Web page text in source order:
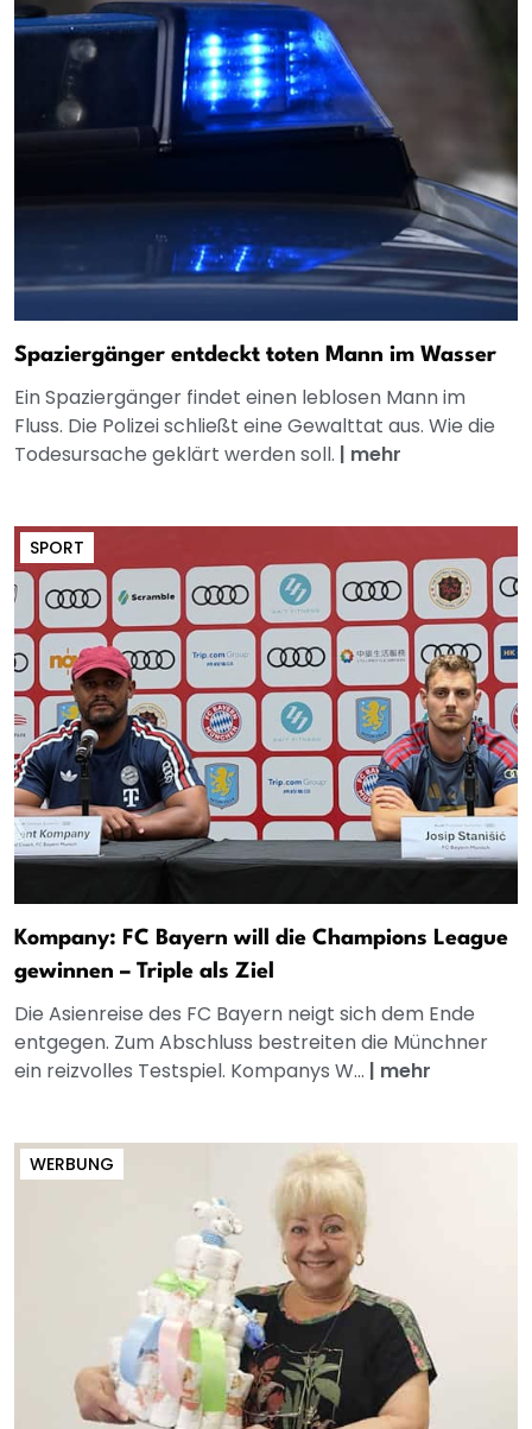
Spaziergänger entdeckt toten Mann im Wasser
Ein Spaziergänger findet einen leblosen Mann im
Fluss. Die Polizei schließt eine Gewalttat aus. Wie die
Todesursache geklärt werden soll. | mehr
SPORT
Kompany: FC Bayern will die Champions League
gewinnen – Triple als Ziel
Die Asienreise des FC Bayern neigt sich dem Ende
entgegen. Zum Abschluss bestreiten die Münchner
ein reizvolles Testspiel. Kompanys W... | mehr
WERBUNG